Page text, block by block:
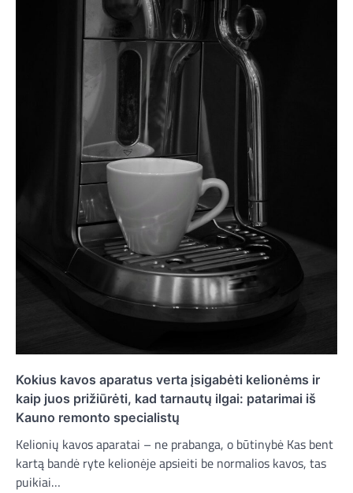
Kokius kavos aparatus verta įsigabėti kelionėms ir
kaip juos prižiūrėti, kad tarnautų ilgai: patarimai iš
Kauno remonto specialistų
Kelionių kavos aparatai – ne prabanga, o būtinybė Kas bent
kartą bandė ryte kelionėje apsieiti be normalios kavos, tas
puikiai…